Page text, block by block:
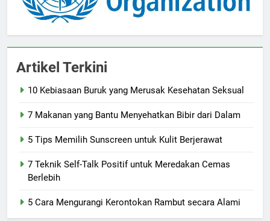
Artikel Terkini
10 Kebiasaan Buruk yang Merusak Kesehatan Seksual
7 Makanan yang Bantu Menyehatkan Bibir dari Dalam
5 Tips Memilih Sunscreen untuk Kulit Berjerawat
7 Teknik Self-Talk Positif untuk Meredakan Cemas
Berlebih
5 Cara Mengurangi Kerontokan Rambut secara Alami